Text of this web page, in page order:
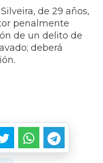
de 29 años,
penalmente
de un delito de
deberá